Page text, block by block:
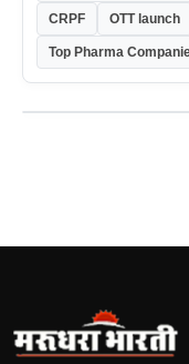
CRPF OTT launch
Top Pharma